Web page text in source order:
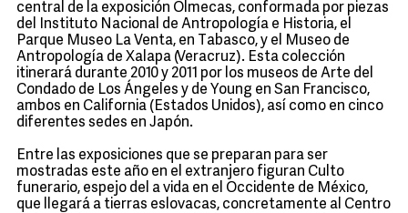
central de la exposición Olmecas, conformada por piezas
del Instituto Nacional de Antropología e Historia, el
Parque Museo La Venta, en Tabasco, y el Museo de
Antropología de Xalapa (Veracruz). Esta colección
itinerará durante 2010 y 2011 por los museos de Arte del
Condado de Los Ángeles y de Young en San Francisco,
ambos en California (Estados Unidos), así como en cinco
diferentes sedes en Japón.
Entre las exposiciones que se preparan para ser
mostradas este año en el extranjero figuran Culto
funerario, espejo del a vida en el Occidente de México,
que llegará a tierras eslovacas, concretamente al Centro